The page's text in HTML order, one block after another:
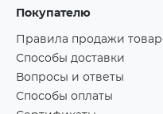
Покупателю
Правила продажи
Способы доставки
Вопросы и ответы
Способы оплаты